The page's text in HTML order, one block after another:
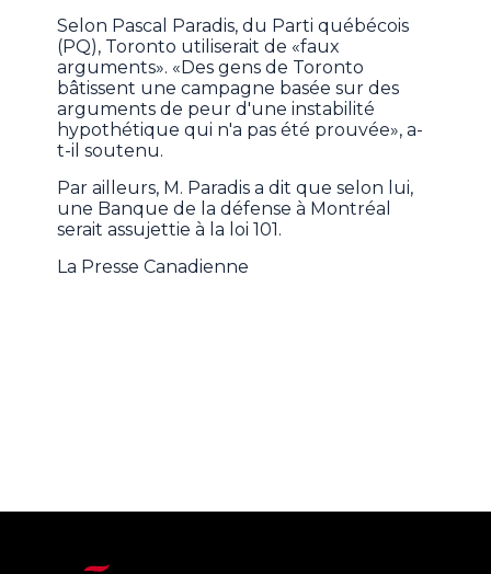
Selon Pascal Paradis, du Parti québécois
(PQ), Toronto utiliserait de «faux
arguments». «Des gens de Toronto
bâtissent une campagne basée sur des
arguments de peur d'une instabilité
hypothétique qui n'a pas été prouvée», a-
t-il soutenu.
Par ailleurs, M. Paradis a dit que selon lui,
une Banque de la défense à Montréal
serait assujettie à la loi 101.
La Presse Canadienne